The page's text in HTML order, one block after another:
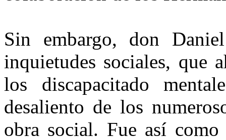
Sin embargo, don
inquietudes sociales, que
los discapacitado
desaliento de los
obra social. Fue así